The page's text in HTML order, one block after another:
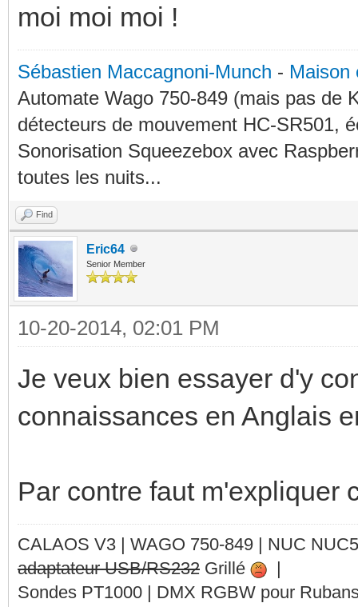
moi moi moi !
Sébastien Maccagnoni-Munch - Maison
Automate Wago 750-849 (mais pas de
détecteurs de mouvement HC-SR501,
Sonorisation Squeezebox avec
toutes les nuits...
Find
Eric64
Senior Member
10-20-2014, 02:01 PM
Je veux bien essayer d'y
connaissances en Anglais
Par contre faut m'expliquer
CALAOS V3 | WAGO 750-849 | NUC
adaptateur USB/RS232 Grillé
|
Sondes PT1000 | DMX RGBW pour